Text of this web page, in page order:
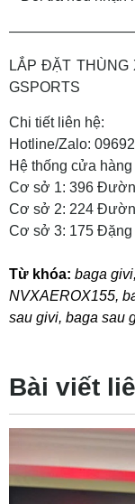
LẮP ĐẶT THÙNG
GSPORTS
Chi tiết liên hệ:
Hotline/Zalo:
Hệ thống cửa
Cơ sở 1: 396
Cơ sở 2: 224
Cơ sở 3: 175
Từ khóa: baga givi,
NVXAEROX155,
sau givi, baga sau
Bài viết